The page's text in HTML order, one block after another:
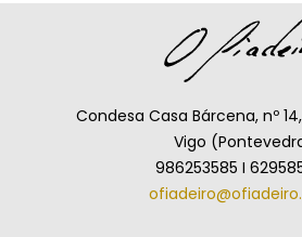
Condesa Casa Bárcena, nº
Vigo
986253585 I